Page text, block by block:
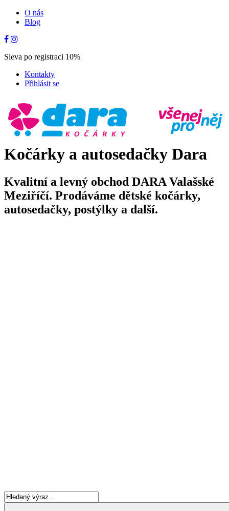
O nás
Blog
Sleva po registraci 10%
Kontakty
Přihlásit se
Kočárky a autosedačky Dara
Kvalitní a levný obchod DARA Valašské
Meziříčí. Prodáváme dětské kočárky,
autosedačky, postýlky a další.